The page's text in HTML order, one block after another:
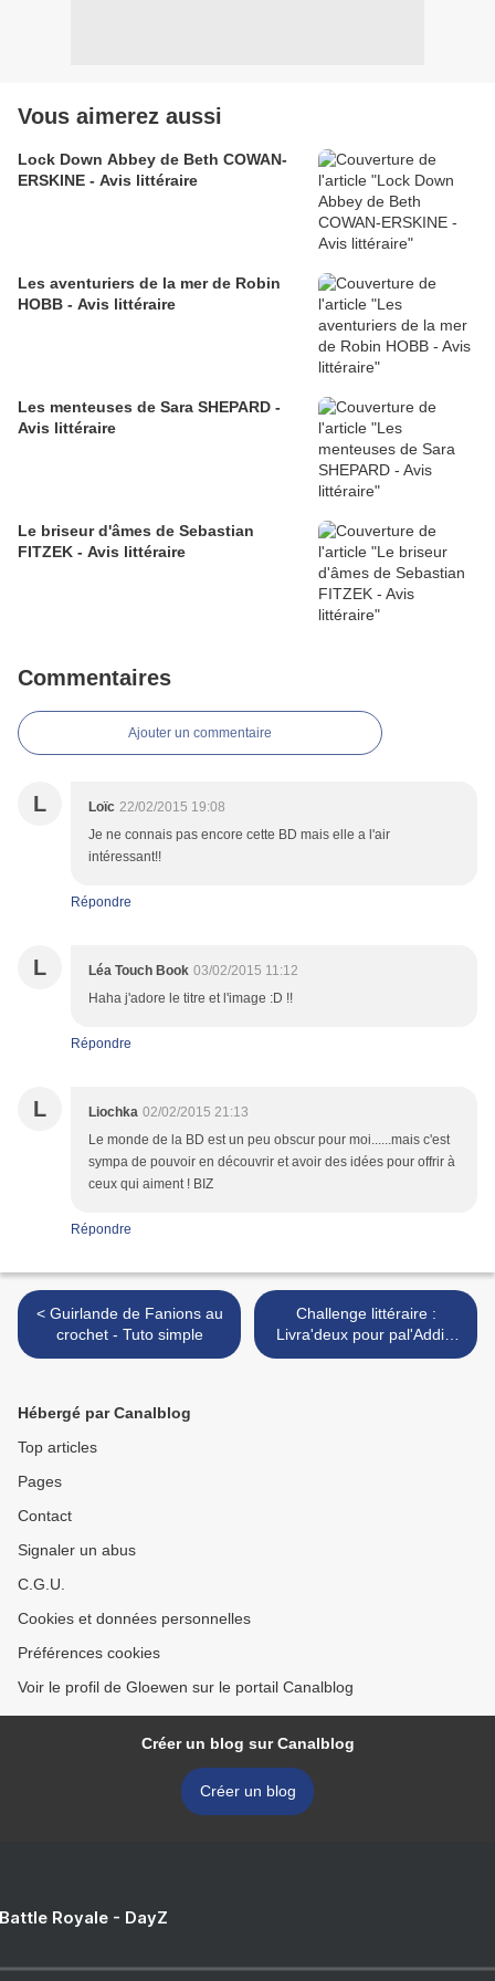
Vous aimerez aussi
Lock Down Abbey de Beth COWAN-
ERSKINE - Avis littéraire
Les aventuriers de la mer de Robin
HOBB - Avis littéraire
Les menteuses de Sara SHEPARD -
Avis littéraire
Le briseur d'âmes de Sebastian
FITZEK - Avis littéraire
Commentaires
Ajouter un commentaire
L Loïc 22/02/2015 19:08
Je ne connais pas encore cette BD mais elle a l'air
intéressant!!
Répondre
L Léa Touch Book 03/02/2015 11:12
Haha j'adore le titre et l'image :D !!
Répondre
L Liochka 02/02/2015 21:13
Le monde de la BD est un peu obscur pour moi......mais c'est
sympa de pouvoir en découvrir et avoir des idées pour offrir à
ceux qui aiment ! BIZ
Répondre
< Guirlande de Fanions au
crochet - Tuto simple
Challenge littéraire :
Livra'deux pour pal'Addict
(mars 15) >
Hébergé par Canalblog
Top articles
Pages
Contact
Signaler un abus
C.G.U.
Cookies et données personnelles
Préférences cookies
Voir le profil de Gloewen sur le portail Canalblog
Créer un blog sur Canalblog
Créer un blog
Royale - DayZ